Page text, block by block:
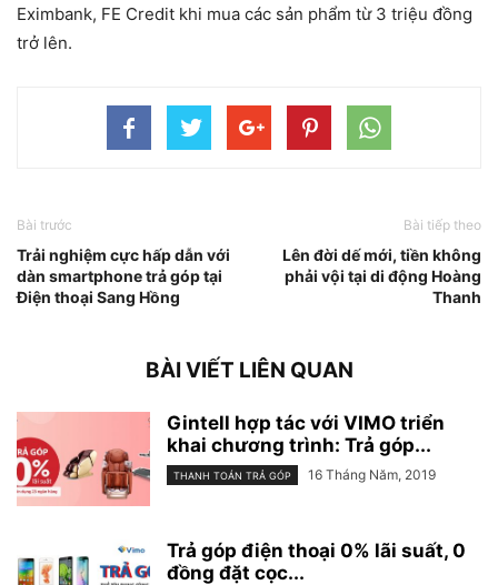
Eximbank, FE Credit khi mua các sản phẩm từ 3 triệu đồng
trở lên.
Bài trước
Trải nghiệm cực hấp dẫn với
dàn smartphone trả góp tại
Điện thoại Sang Hồng
Bài tiếp theo
Lên đời dế mới, tiền không
phải vội tại di động Hoàng
Thanh
BÀI VIẾT LIÊN QUAN
Gintell hợp tác với VIMO triển
khai chương trình: Trả góp...
THANH TOÁN TRẢ GÓP 16 Tháng Năm, 2019
Trả góp điện thoại 0% lãi suất, 0
đồng đặt cọc...